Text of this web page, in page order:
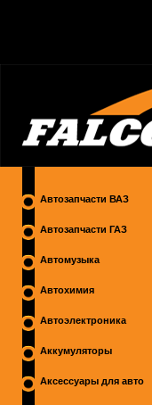
Автозапчасти ВАЗ
Автозапчасти ГАЗ
Автомузыка
Автохимия
Автоэлектроника
Аккумуляторы
Аксессуары для авто